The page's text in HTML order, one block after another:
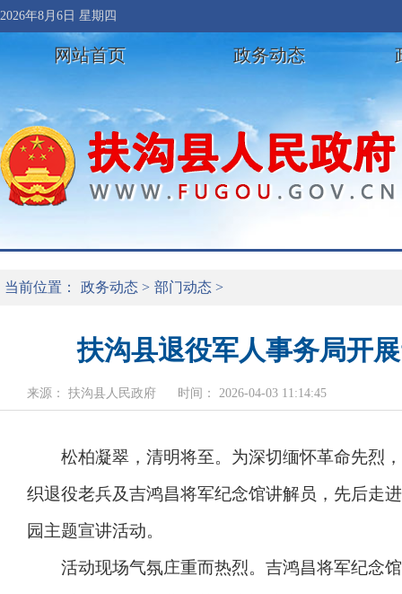
2026年8月6日 星期四
网站首页 政务动态
当前位置： 政务动态 > 部门动态 >
扶沟县退役军人事务局开
来源： 扶沟县人民政府 时间： 2026-04-03 11:14:45
松柏凝翠，清明将至。为深切缅怀革命先烈，
织退役老兵及吉鸿昌将军纪念馆讲解员，先后走
园主题宣讲活动。
活动现场气氛庄重而热烈。吉鸿昌将军纪念馆